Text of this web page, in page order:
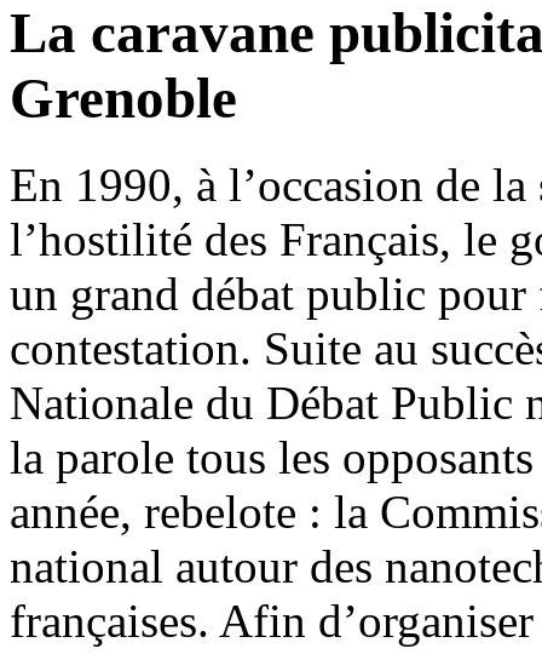
La caravane
Grenoble
En 1990, à l’occasion de
l’hostilité des Français, le
un grand débat public
contestation. Suite au
Nationale du Débat Public
la parole tous les
année, rebelote : la
national autour des
françaises. Afin